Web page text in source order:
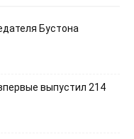
Бустона
выпустил 214